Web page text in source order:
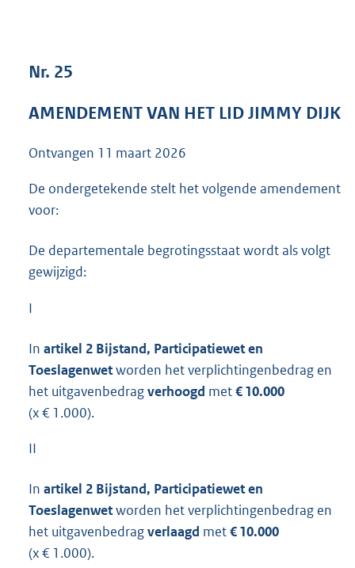
K
Nr. 25
AMENDEMENT VAN HET LID JIMMY DIJK
Ontvangen 11 maart 2026
De ondergetekende stelt het volgende amendement
voor:
De departementale begrotingsstaat wordt als volgt
gewijzigd:
I
In artikel 2 Bijstand, Participatiewet en
Toeslagenwetworden het verplichtingenbedrag en
het uitgavenbedragverhoogd met€ 10.000
(x € 1.000).
II
In artikel 2 Bijstand, Participatiewet en
Toeslagenwetworden het verplichtingenbedrag en
het uitgavenbedragverlaagd met€ 10.000
(x € 1.000).